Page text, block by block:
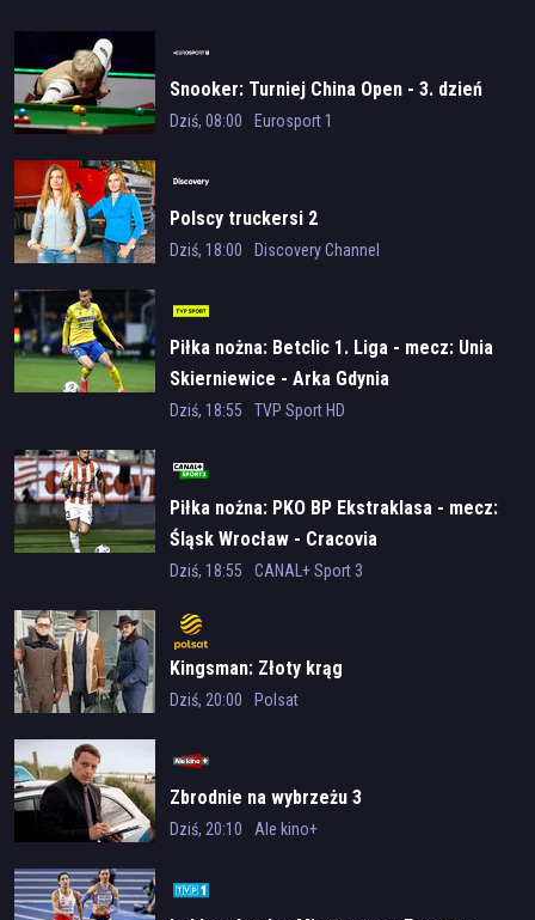
Snooker: Turniej China Open - 3. dzień
Dziś, 08:00 Eurosport 1
Polscy truckersi 2
Dziś, 18:00 Discovery Channel
Piłka nożna: Betclic 1. Liga - mecz: Unia
Skierniewice - Arka Gdynia
Dziś, 18:55 TVP Sport HD
Piłka nożna: PKO BP Ekstraklasa - mecz:
Śląsk Wrocław - Cracovia
Dziś, 18:55 CANAL+ Sport 3
Kingsman: Złoty krąg
Dziś, 20:00 Polsat
Zbrodnie na wybrzeżu 3
Dziś, 20:10 Ale kino+